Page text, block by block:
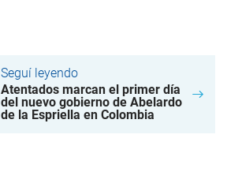
Seguí leyendo
Atentados marcan el primer día
del nuevo gobierno de Abelardo
de la Espriella en Colombia